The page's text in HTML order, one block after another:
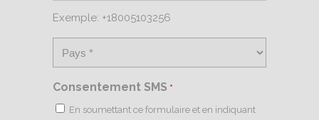
Exemple: +18005103256
Consentement SMS *
En soumettant ce formulaire et en indiquant